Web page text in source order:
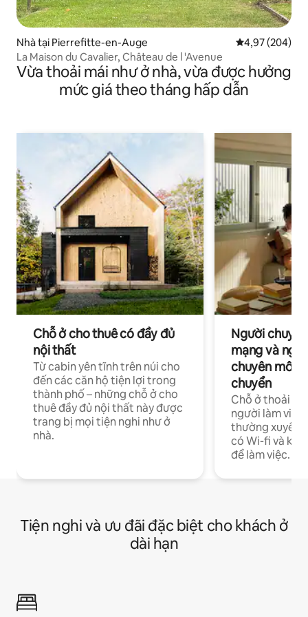
Nhà tại Pierrefitte-en-Auge Xếp hạng
4,97 (204)
La Maison du Cavalier, Château de l 'Avenue
Vừa thoải mái như ở nhà, vừa được hưởng
mức giá theo tháng hấp dẫn
Chỗ ở cho thuê có đầy đủ
nội thất
Từ cabin yên tĩnh trên núi cho
đến các căn hộ tiện lợi trong
thành phố – những chỗ ở cho
thuê đầy đủ nội thất này được
trang bị mọi tiện nghi như ở
nhà.
Người
mạng và
chuyên môn
chuyển
Chỗ ở thoải
người làm việc
thường xuyên
có Wi-fi và
để làm việc.
Tiện nghi và ưu đãi đặc biệt cho khách ở
dài hạn